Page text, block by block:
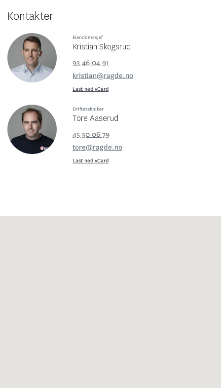
Kontakter
Eiendomssjef
Kristian Skogsrud
93 46 04 91
kristian@ragde.no
Last ned vCard
Driftstekniker
Tore Aaserud
45 50 06 79
tore@ragde.no
Last ned vCard